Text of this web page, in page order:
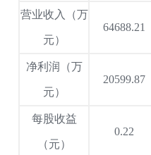
营业收入（万
元）
64688.21
净利润（万
元）
20599.87
每股收益
（元）
0.22